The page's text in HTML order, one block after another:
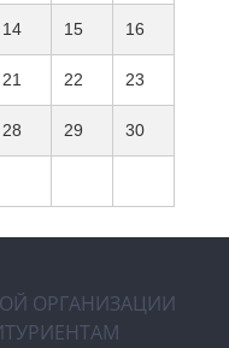
14 15 16
21 22 23
28 29 30
ОРГАНИЗАЦИИ